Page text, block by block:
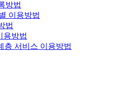
방법
이용방법
법
용방법
층 서비스 이용방법